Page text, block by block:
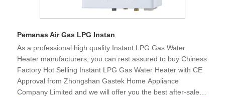
Pemanas Air Gas LPG Instan
As a professional high quality Instant LPG Gas Water
Heater manufacturers, you can rest assured to buy Chiness
Factory Hot Selling Instant LPG Gas Water Heater with CE
Approval from Zhongshan Gastek Home Appliance
Company Limited and we will offer you the best after-sale